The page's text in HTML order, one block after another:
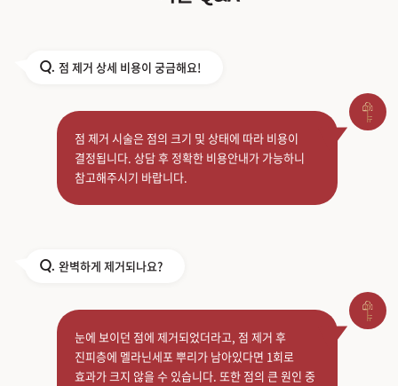
Q. 점 제거 상세 비용이 궁금해요!
점 제거 시술은 점의 크기 및 상태에 따라 비용이
결정됩니다. 상담 후 정확한 비용안내가 가능하니
참고해주시기 바랍니다.
Q. 완벽하게 제거되나요?
눈에 보이던 점에 제거되었더라고, 점 제거 후
진피층에 멜라닌세포 뿌리가 남아있다면 1회로
효과가 크지 않을 수 있습니다. 또한 점의 큰 원인 중